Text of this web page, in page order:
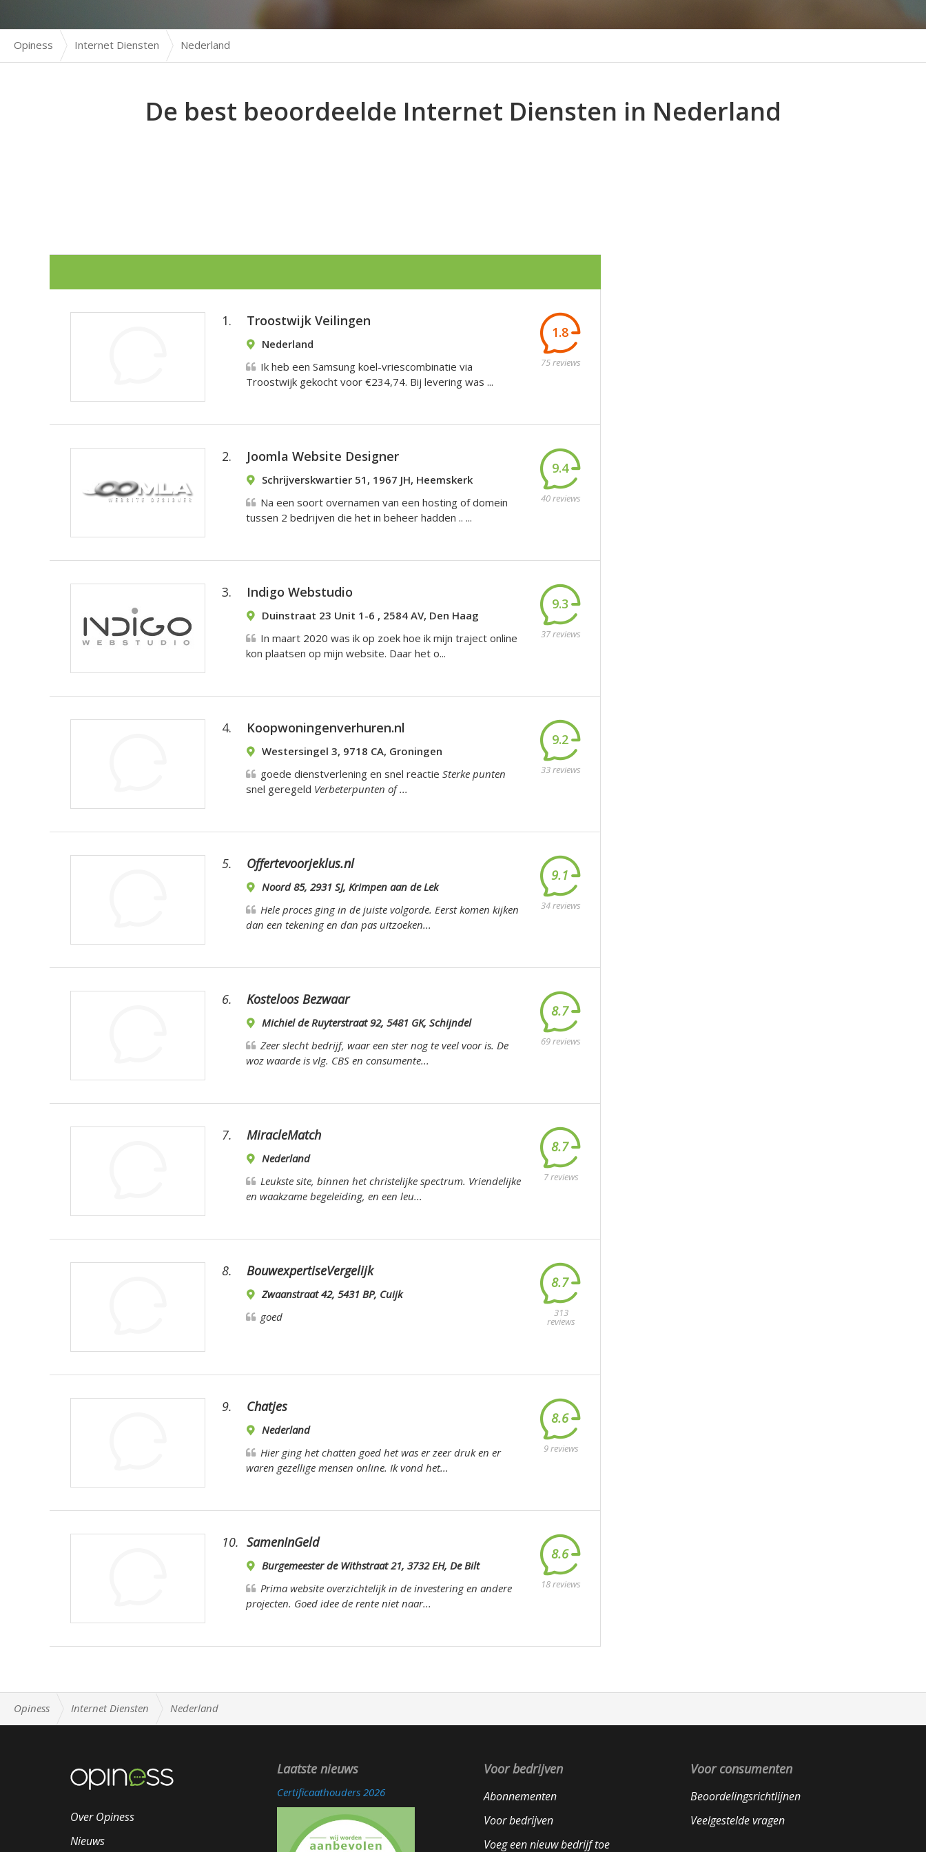
Opiness Internet Diensten Nederland
De best beoordeelde Internet Diensten in Nederland
1. Troostwijk Veilingen
Nederland
1.8
75 reviews
Ik heb een Samsung koel-vriescombinatie via
Troostwijk gekocht voor €234,74. Bij levering was ...
2. Joomla Website Designer
Schrijverskwartier 51, 1967 JH, Heemskerk
9.4
40 reviews
Na een soort overnamen van een hosting of domein
tussen 2 bedrijven die het in beheer hadden .. ...
3. Indigo Webstudio
Duinstraat 23 Unit 1-6 , 2584 AV, Den Haag
9.3
37 reviews
In maart 2020 was ik op zoek hoe ik mijn traject online
kon plaatsen op mijn website. Daar het o...
4. Koopwoningenverhuren.nl
Westersingel 3, 9718 CA, Groningen
9.2
33 reviews
goede dienstverlening en snel reactie Sterke punten
snel geregeld Verbeterpunten of ...
5. Offertevoorjeklus.nl
Noord 85, 2931 SJ, Krimpen aan de Lek
9.1
34 reviews
Hele proces ging in de juiste volgorde. Eerst komen kijken
dan een tekening en dan pas uitzoeken...
6. Kosteloos Bezwaar
Michiel de Ruyterstraat 92, 5481 GK, Schijndel
8.7
69 reviews
Zeer slecht bedrijf, waar een ster nog te veel voor is. De
woz waarde is vlg. CBS en consumente...
7. MiracleMatch
Nederland
8.7
7 reviews
Leukste site, binnen het christelijke spectrum. Vriendelijke
en waakzame begeleiding, en een leu...
8. BouwexpertiseVergelijk
Zwaanstraat 42, 5431 BP, Cuijk
8.7
313
reviews
goed
9. Chatjes
Nederland
8.6
9 reviews
Hier ging het chatten goed het was er zeer druk en er
waren gezellige mensen online. Ik vond het...
10. SamenInGeld
Burgemeester de Withstraat 21, 3732 EH, De Bilt
8.6
18 reviews
Prima website overzichtelijk in de investering en andere
projecten. Goed idee de rente niet naar...
Opiness Internet Diensten Nederland
Over Opiness
Nieuws
Laatste nieuws
Certificaathouders 2026
Voor bedrijven
Abonnementen
Voor bedrijven
Voeg een nieuw bedrijf toe
Voor consumenten
Beoordelingsrichtlijnen
Veelgestelde vragen